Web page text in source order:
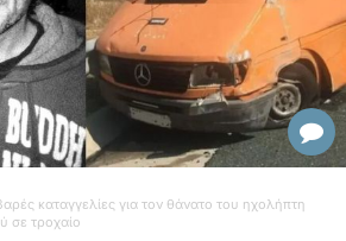
καταγγελίες για τον θάνατο του ηχολήπτη
σε τροχαίο